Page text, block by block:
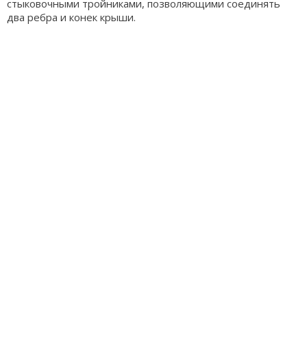
стыковочными тройниками, позволяющими соединять
два ребра и конек крыши.